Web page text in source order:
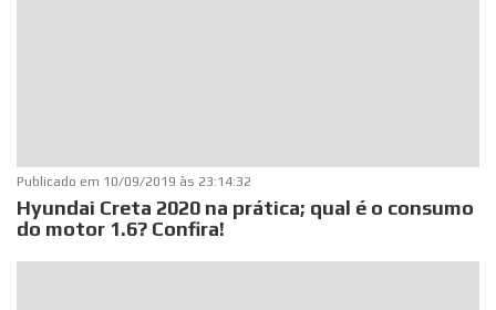
Publicado em 10/09/2019 às 23:14:32
Hyundai Creta 2020 na prática; qual é o consumo
do motor 1.6? Confira!